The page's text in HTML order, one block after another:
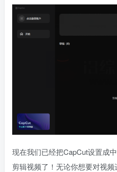
现在我们已经把CapCut设置成
剪辑视频了！无论你想要对视